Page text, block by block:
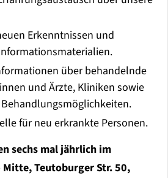
Erkenntnissen und
über behandelnde
und Ärzte, Kliniken sowie
für neu erkrankte Personen.
sechs mal jährlich im
Teutoburger Str. 50,